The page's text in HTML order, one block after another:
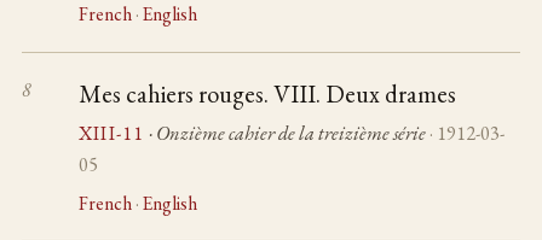
French ·English
Mes cahiers rouges. VIII. Deux drames
XIII-11 · Onzième cahier de la treizième série · 1912-03-
05
French ·English